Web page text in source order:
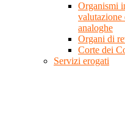
Organismi
analoghe
Organi di
Corte dei
Servizi erogati